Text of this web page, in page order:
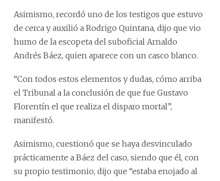
Asimismo, recordó uno de los testigos que estuvo
de cerca y auxilió a Rodrigo Quintana, dijo que vio
humo de la escopeta del suboficial Arnaldo
Andrés Báez, quien aparece con un casco blanco.
“Con todos estos elementos y dudas, cómo arriba
el Tribunal a la conclusión de que fue Gustavo
Florentín el que realiza el disparo mortal”,
manifestó.
Asimismo, cuestionó que se haya desvinculado
prácticamente a Báez del caso, siendo que él, con
su propio testimonio, dijo que “estaba enojado al